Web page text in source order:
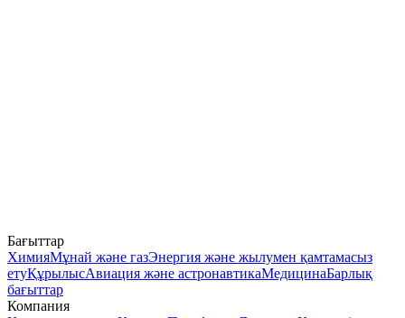
Бағыттар
ХимияМұнай және газЭнергия және жылумен қамтамасыз
етуҚұрылысАвиация және астронавтикаМедицинаБарлық
бағыттар
Компания